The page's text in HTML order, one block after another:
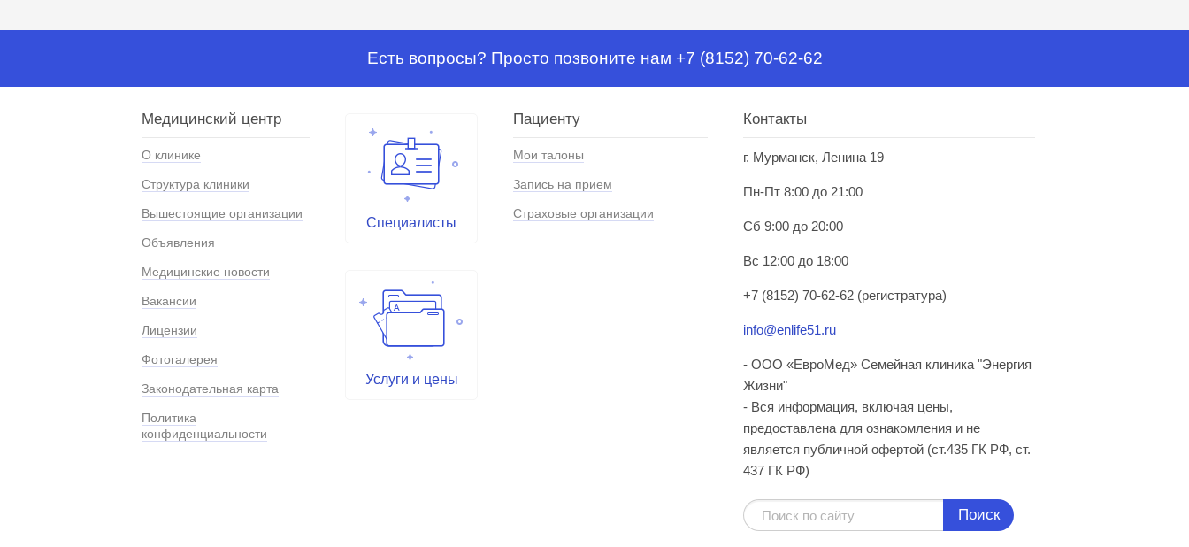
Есть вопросы? Просто позвоните нам +7 (8152) 70-62-62
Медицинский центр
О клинике
Структура клиники
Вышестоящие организации
Объявления
Медицинские новости
Вакансии
Лицензии
Фотогалерея
Законодательная карта
Политика
конфиденциальности
Специалисты
Услуги и цены
Пациенту
Мои талоны
Запись на прием
Страховые организации
Контакты
г. Мурманск, Ленина 19
Пн-Пт 8:00 до 21:00
Сб 9:00 до 20:00
Вс 12:00 до 18:00
+7 (8152) 70-62-62 (регистратура)
info@enlife51.ru
- ООО «ЕвроМед» Семейная клиника "Энергия
Жизни"
- Вся информация, включая цены,
предоставлена для ознакомления и не
является публичной офертой (ст.435 ГК РФ, cт.
437 ГК РФ)
Поиск